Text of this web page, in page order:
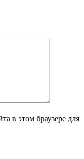
в этом браузере для